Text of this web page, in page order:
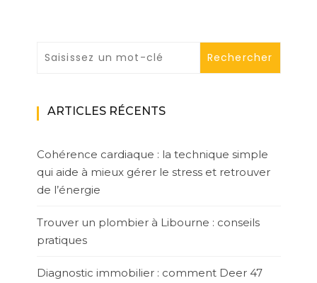
ARTICLES RÉCENTS
Cohérence cardiaque : la technique simple
qui aide à mieux gérer le stress et retrouver
de l’énergie
Trouver un plombier à Libourne : conseils
pratiques
Diagnostic immobilier : comment Deer 47